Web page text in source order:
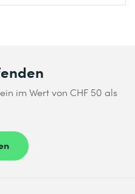
im Wert von CHF 50 als